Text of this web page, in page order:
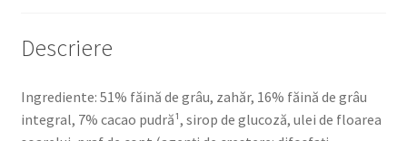
Descriere
Ingrediente: 51% făină de grâu, zahăr, 16% făină de grâu
integral, 7% cacao pudră¹, sirop de glucoză, ulei de floarea